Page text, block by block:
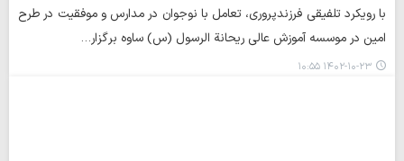
با رویکرد تلفیقی فرزندپروری، تعامل با نوجوان در مدارس و موفقیت در طرح
امین در موسسه آموزش عالی ریحانة الرسول (س) ساوه برگزار…
۱۴۰۲-۱۰-۲۳ ۱۰:۵۵